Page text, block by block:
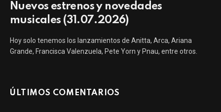
Nuevos estrenos y novedades
musicales (31.07.2026)
Hoy solo tenemos los lanzamientos de Anitta, Arca, Ariana
Grande, Francisca Valenzuela, Pete Yorn y Pnau, entre otros.
ÚLTIMOS COMENTARIOS